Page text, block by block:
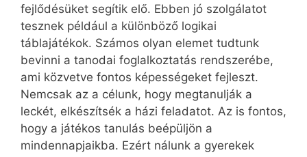
fejlődésüket segítik elő. Ebben jó szolgálatot
tesznek például a különböző logikai
táblajátékok. Számos olyan elemet tudtunk
bevinni a tanodai foglalkoztatás rendszerébe,
ami közvetve fontos képességeket fejleszt.
Nemcsak az a célunk, hogy megtanulják a
leckét, elkészítsék a házi feladatot. Az is fontos,
hogy a játékos tanulás beépüljön a
mindennapjaikba. Ezért nálunk a gyerekek